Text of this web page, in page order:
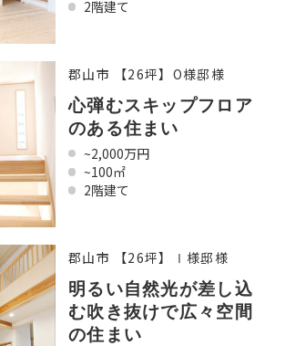
2階建て
郡山市 【26坪】O様邸様
心弾むスキップフロア
のある住まい
~2,000万円
~100㎡
2階建て
郡山市 【26坪】Ⅰ様邸様
明るい自然光が差し込
む吹き抜けで広々空間
の住まい